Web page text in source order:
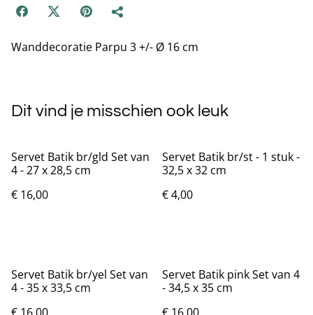
Wanddecoratie Parpu 3 +/- Ø 16 cm
Dit vind je misschien ook leuk
Servet Batik br/gld Set van
4 - 27 x 28,5 cm
€ 16,00
Servet Batik br/st - 1 stuk -
32,5 x 32 cm
€ 4,00
Servet Batik br/yel Set van
4 - 35 x 33,5 cm
Servet Batik pink Set van 4
- 34,5 x 35 cm